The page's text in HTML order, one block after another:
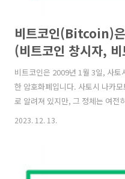
비트코인(Bitcoin)
(비트코인 창시자,
비트코인은 2009년 1월 3일, 사토
한 암호화폐입니다. 사토시 나카
로 알려져 있지만, 그 정체는 여전
모토는 비트코인의 논문과 소스
는 비트코인 네트워크의 초기 개
월 26일까지 비트코인 메일링 리
2023. 12. 13.